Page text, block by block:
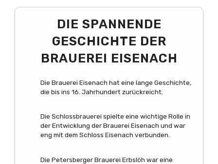
DIE SPANNENDE
GESCHICHTE DER
BRAUEREI EISENACH
Die Brauerei Eisenach hat eine lange Geschichte,
die bis ins 16. Jahrhundert zurückreicht.
Die Schlossbrauerei spielte eine wichtige Rolle in
der Entwicklung der Brauerei Eisenach und war
eng mit dem Schloss Eisenach verbunden.
Die Petersberger Brauerei Erbslöh war eine